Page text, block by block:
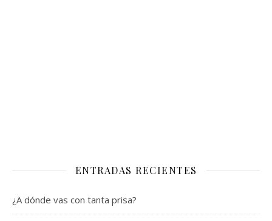
ENTRADAS RECIENTES
¿A dónde vas con tanta prisa?